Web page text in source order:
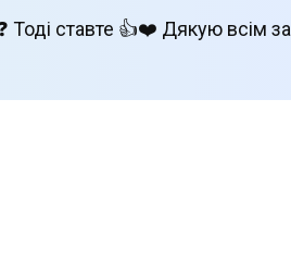
Тоді ставте 👍❤️ Дякую всім за